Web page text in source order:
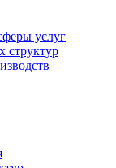
услуг
структур